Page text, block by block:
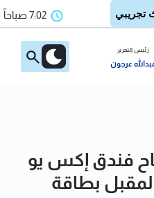
7:02 صباحاً
رئيس التحرير
عرجون
فندق إكس يو
بطاقة